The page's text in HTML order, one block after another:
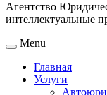
Агентство
интеллектуальные
Menu
Главная
Услуги